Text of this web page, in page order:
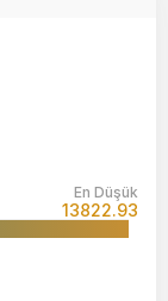
En Düşük
13822.93